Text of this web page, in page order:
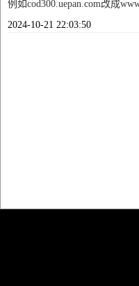
例如cod300.uepan.com改成
2024-10-21 22:03:50